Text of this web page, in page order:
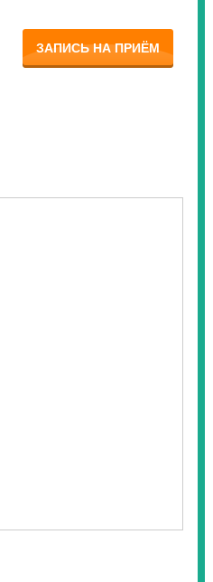
ЗАПИСЬ НА ПРИЁМ